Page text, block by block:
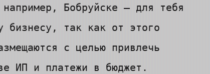
Бобруйске — для тебя
бизнесу, так как от этого
с целью привлечь
ИП и платежи в бюджет.